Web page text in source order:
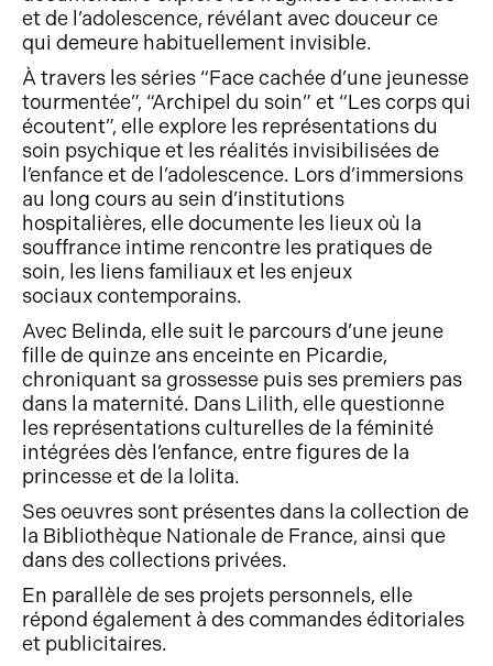
et de l’adolescence, révélant avec douceur ce
qui demeure habituellement invisible.
À travers les séries “Face cachée d’une jeunesse
tourmentée”, “Archipel du soin” et “Les corps qui
écoutent”, elle explore les représentations du
soin psychique et les réalités invisibilisées de
l’enfance et de l’adolescence. Lors d’immersions
au long cours au sein d’institutions
hospitalières, elle documente les lieux où la
souffrance intime rencontre les pratiques de
soin, les liens familiaux et les enjeux
sociaux contemporains.
Avec Belinda, elle suit le parcours d’une jeune
fille de quinze ans enceinte en Picardie,
chroniquant sa grossesse puis ses premiers pas
dans la maternité. Dans Lilith, elle questionne
les représentations culturelles de la féminité
intégrées dès l’enfance, entre figures de la
princesse et de la lolita.
Ses oeuvres sont présentes dans la collection de
la Bibliothèque Nationale de France, ainsi que
dans des collections privées.
En parallèle de ses projets personnels, elle
répond également à des commandes éditoriales
et publicitaires.